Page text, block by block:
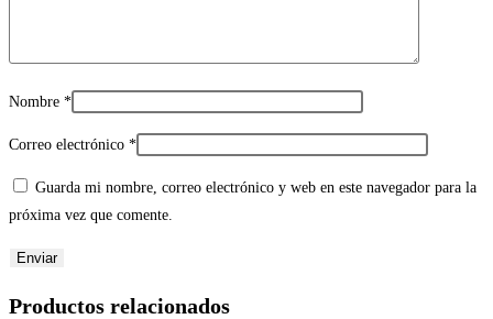
Nombre *
Correo electrónico *
Guarda mi nombre, correo electrónico y web en este navegador para la
próxima vez que comente.
Productos relacionados